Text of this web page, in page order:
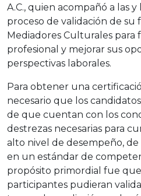
A.C., quien acompañó a las y
proceso de validación de su
Mediadores Culturales para
profesional y mejorar sus
perspectivas laborales.
Para obtener una
necesario que los
de que cuentan con los
destrezas necesarias para
alto nivel de desempeño,
en un estándar de
propósito primordial fue que
participantes pudieran